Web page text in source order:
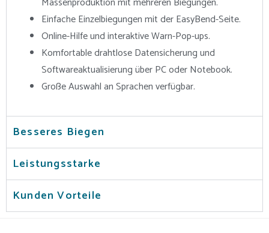
Einfache Einzelbiegungen mit der EasyBend-Seite.
Online-Hilfe und interaktive Warn-Pop-ups.
Komfortable drahtlose Datensicherung und
Softwareaktualisierung über PC oder Notebook.
Große Auswahl an Sprachen verfügbar.
Besseres Biegen
Leistungsstarke
Kunden Vorteile